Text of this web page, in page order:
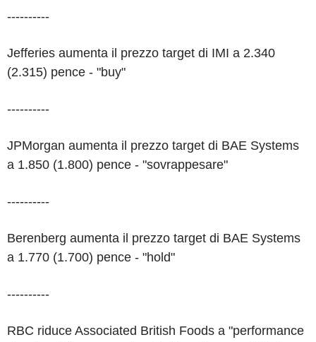
----------
Jefferies aumenta il prezzo target di IMI a 2.340
(2.315) pence - "buy"
----------
JPMorgan aumenta il prezzo target di BAE Systems
a 1.850 (1.800) pence - "sovrappesare"
----------
Berenberg aumenta il prezzo target di BAE Systems
a 1.770 (1.700) pence - "hold"
----------
RBC riduce Associated British Foods a "performance